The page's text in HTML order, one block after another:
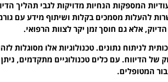
המספקות הנחיות מדויקות לגבי תהליך
להעלות מסמכים בקלות ושיתוף מידע עם
אלא גם חוסך זמן יקר לצוות הרפואי.
לניתוח נתונים. טכנולוגיות אלו מסוגלות
של הדיווח. עם כלים טכנולוגיים מתקדמים,
המטופלים.